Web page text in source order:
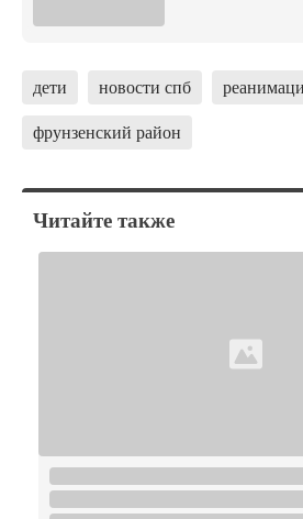
дети новости спб
фрунзенский район
Читайте также